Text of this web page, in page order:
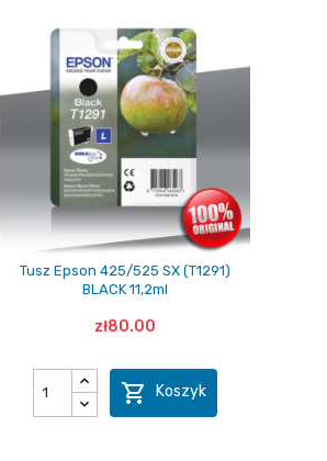
Tusz Epson 425/525 SX (T1291)
BLACK 11,2ml
zł80.00
 Koszyk